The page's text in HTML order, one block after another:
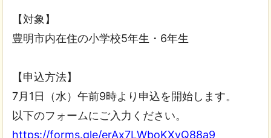
【対象】
豊明市内在住の小学校5年生・6年生
【申込方法】
7月1日（水）午前9時より申込を開始します。
以下のフォームにご入力ください。
https://forms.gle/erAx7LWboKXyQ88a9